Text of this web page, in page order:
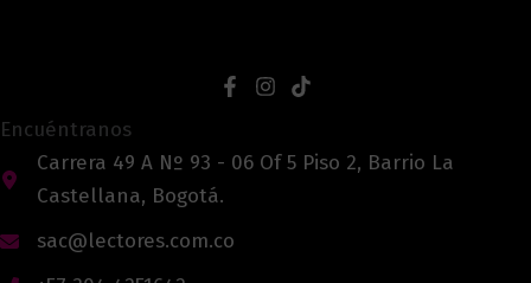
Encuéntranos
Carrera 49 A Nº 93 - 06 Of 5 Piso 2, Barrio La
Castellana, Bogotá.
sac@lectores.com.co